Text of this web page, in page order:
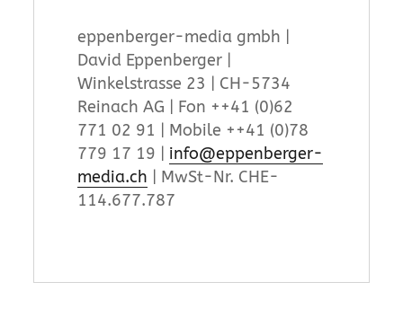
eppenberger-media gmbh |
David Eppenberger |
Winkelstrasse 23 | CH-5734
Reinach AG | Fon ++41 (0)62
771 02 91 | Mobile ++41 (0)78
779 17 19 | info@eppenberger-
media.ch | MwSt-Nr. CHE-
114.677.787